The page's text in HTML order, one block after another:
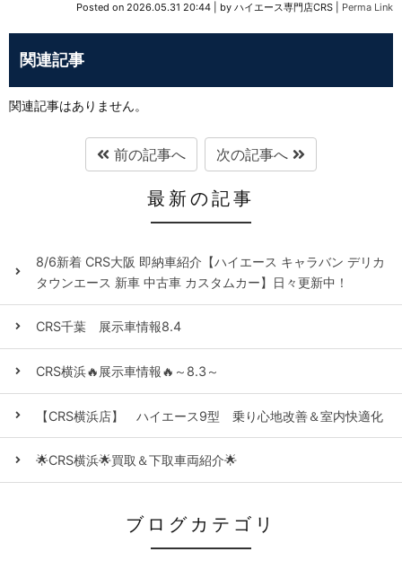
Posted on 2026.05.31 20:44 by ハイエース専門店CRS Perma Link
関連記事
関連記事はありません。
前の記事へ 次の記事へ
最新の記事
8/6新着 CRS大阪 即納車紹介【ハイエース キャラバン デリカ
タウンエース 新車 中古車 カスタムカー】日々更新中！
CRS千葉 展示車情報8.4
CRS横浜🔥展示車情報🔥～8.3～
【CRS横浜店】 ハイエース9型 乗り心地改善＆室内快適化
🌟CRS横浜🌟買取＆下取車両紹介🌟
ブログカテゴリ